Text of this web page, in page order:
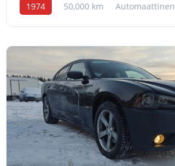
1974 50,000 km Automaattinen